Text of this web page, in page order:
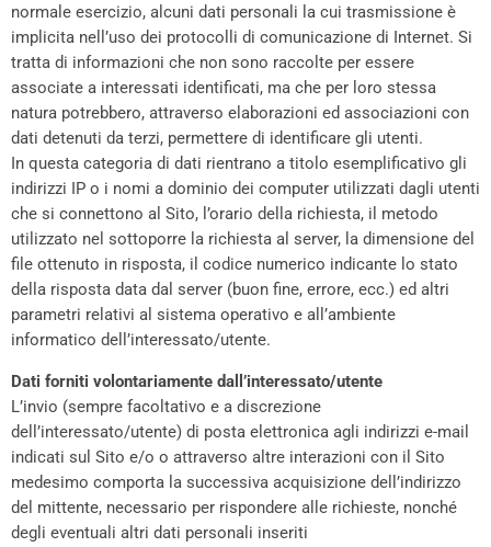
normale esercizio, alcuni dati personali la cui trasmissione è
implicita nell’uso dei protocolli di comunicazione di Internet. Si
tratta di informazioni che non sono raccolte per essere
associate a interessati identificati, ma che per loro stessa
natura potrebbero, attraverso elaborazioni ed associazioni con
dati detenuti da terzi, permettere di identificare gli utenti.
In questa categoria di dati rientrano a titolo esemplificativo gli
indirizzi IP o i nomi a dominio dei computer utilizzati dagli utenti
che si connettono al Sito, l’orario della richiesta, il metodo
utilizzato nel sottoporre la richiesta al server, la dimensione del
file ottenuto in risposta, il codice numerico indicante lo stato
della risposta data dal server (buon fine, errore, ecc.) ed altri
parametri relativi al sistema operativo e all’ambiente
informatico dell’interessato/utente.
Dati forniti volontariamente dall’interessato/utente
L’invio (sempre facoltativo e a discrezione
dell’interessato/utente) di posta elettronica agli indirizzi e-mail
indicati sul Sito e/o o attraverso altre interazioni con il Sito
medesimo comporta la successiva acquisizione dell’indirizzo
del mittente, necessario per rispondere alle richieste, nonché
degli eventuali altri dati personali inseriti